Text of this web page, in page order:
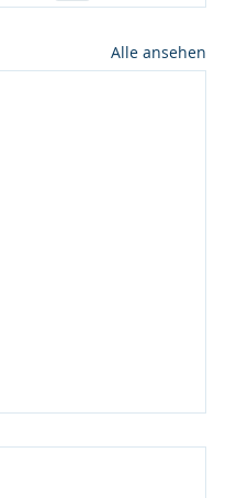
Alle ansehen